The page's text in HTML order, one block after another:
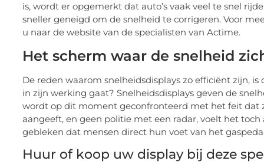
is, wordt er opgemerkt dat auto’s vaak veel te snel
sneller geneigd om de snelheid te corrigeren. Voor
u naar de website van de specialisten van Actime.
Het scherm waar de snelheid
De reden waarom snelheidsdisplays zo efficiënt zijn,
in zijn werking gaat? Snelheidsdisplays geven de
wordt op dit moment geconfronteerd met het feit dat
aangeeft, en geen politie met een radar, voelt het
gebleken dat mensen direct hun voet van het
Huur of koop uw display bij deze